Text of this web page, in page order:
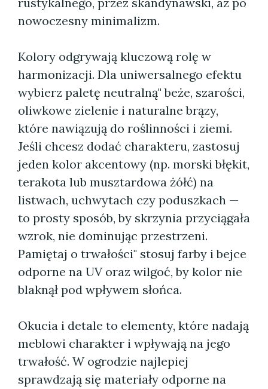
nowoczesny minimalizm.
Kolory odgrywają kluczową rolę w
harmonizacji. Dla uniwersalnego efektu
wybierz paletę neutralną" beże, szarości,
oliwkowe zielenie i naturalne brązy,
które nawiązują do roślinności i ziemi.
Jeśli chcesz dodać charakteru, zastosuj
jeden kolor akcentowy (np. morski błękit,
terakota lub musztardowa żółć) na
listwach, uchwytach czy poduszkach —
to prosty sposób, by skrzynia przyciągała
wzrok, nie dominując przestrzeni.
Pamiętaj o trwałości" stosuj farby i bejce
odporne na UV oraz wilgoć, by kolor nie
blaknął pod wpływem słońca.
Okucia i detale to elementy, które nadają
meblowi charakter i wpływają na jego
trwałość. W ogrodzie najlepiej
sprawdzają się materiały odporne na